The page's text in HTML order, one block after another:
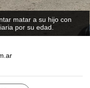
matar a su hijo con
por su edad.